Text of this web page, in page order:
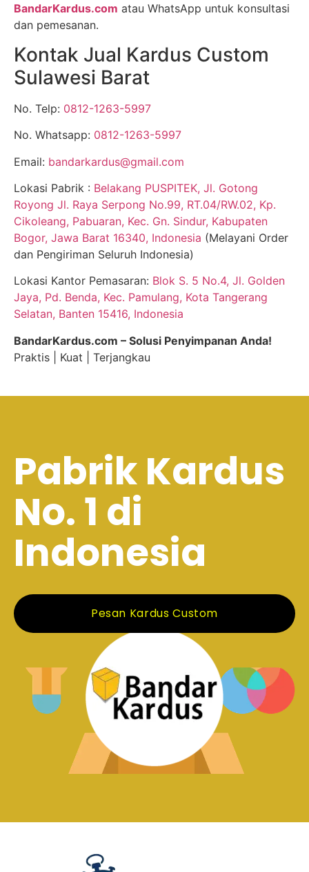
BandarKardus.com atau WhatsApp untuk konsultasi
dan pemesanan.
Kontak Jual Kardus Custom
Sulawesi Barat
No. Telp: 0812-1263-5997
No. Whatsapp: 0812-1263-5997
Email: bandarkardus@gmail.com
Lokasi Pabrik : Belakang PUSPITEK, Jl. Gotong
Royong Jl. Raya Serpong No.99, RT.04/RW.02, Kp.
Cikoleang, Pabuaran, Kec. Gn. Sindur, Kabupaten
Bogor, Jawa Barat 16340, Indonesia (Melayani Order
dan Pengiriman Seluruh Indonesia)
Lokasi Kantor Pemasaran: Blok S. 5 No.4, Jl. Golden
Jaya, Pd. Benda, Kec. Pamulang, Kota Tangerang
Selatan, Banten 15416, Indonesia
BandarKardus.com – Solusi Penyimpanan Anda!
Praktis | Kuat | Terjangkau
Pabrik Kardus
No. 1 di
Indonesia
Pesan Kardus Custom